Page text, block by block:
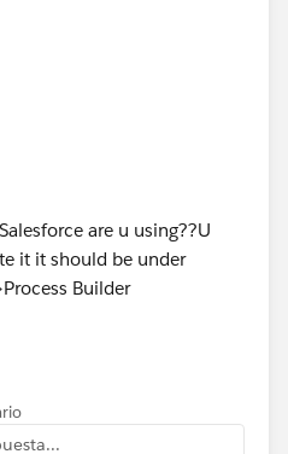
are u using??U
it it should be under
Builder